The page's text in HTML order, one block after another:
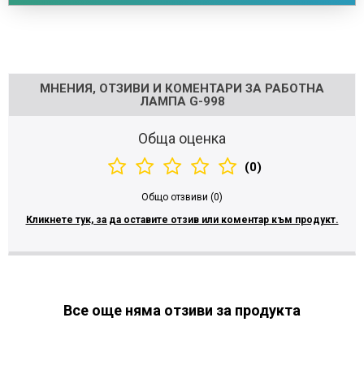
МНЕНИЯ, ОТЗИВИ И КОМЕНТАРИ ЗА РАБОТНА
ЛАМПА G-998
Обща оценка
(0)
Общо отзвиви (0)
Кликнете тук, за да оставите отзив или коментар към продукт.
Все още няма отзиви за продукта